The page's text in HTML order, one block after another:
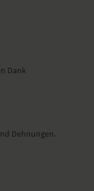
Bein
Dank
Dehnungen.